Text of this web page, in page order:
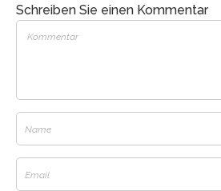
Schreiben Sie einen Kommentar